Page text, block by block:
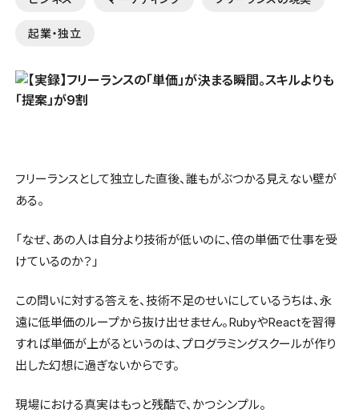
起業・独立
フリーランスとして独立した直後、誰もがぶつかる見えない壁が
ある。
「なぜ、あの人は自分より技術が低いのに、倍の単価で仕事を受
けているのか？」
この問いに対する答えを、技術不足のせいにしているうちは、永
遠に低単価のループから抜け出せません。RubyやReactを習得
すれば単価が上がるというのは、プログラミングスクールが作り
出した幻想に過ぎないからです。
現場における真実はもっと残酷で、かつシンプル。